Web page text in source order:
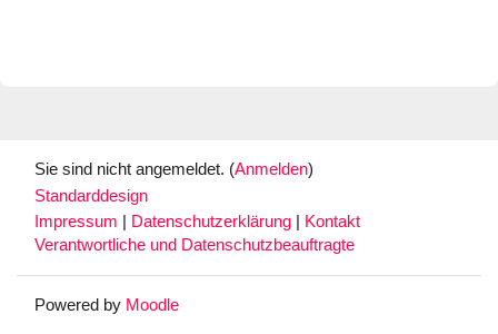
Sie sind nicht angemeldet. (Anmelden)
Standarddesign
Impressum
Datenschutzerklärung
Kontakt
Verantwortliche und Datenschutzbeauftragte
Powered by Moodle